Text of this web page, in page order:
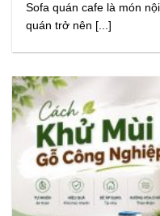
Sofa quán cafe là món
quán trở nên [...]